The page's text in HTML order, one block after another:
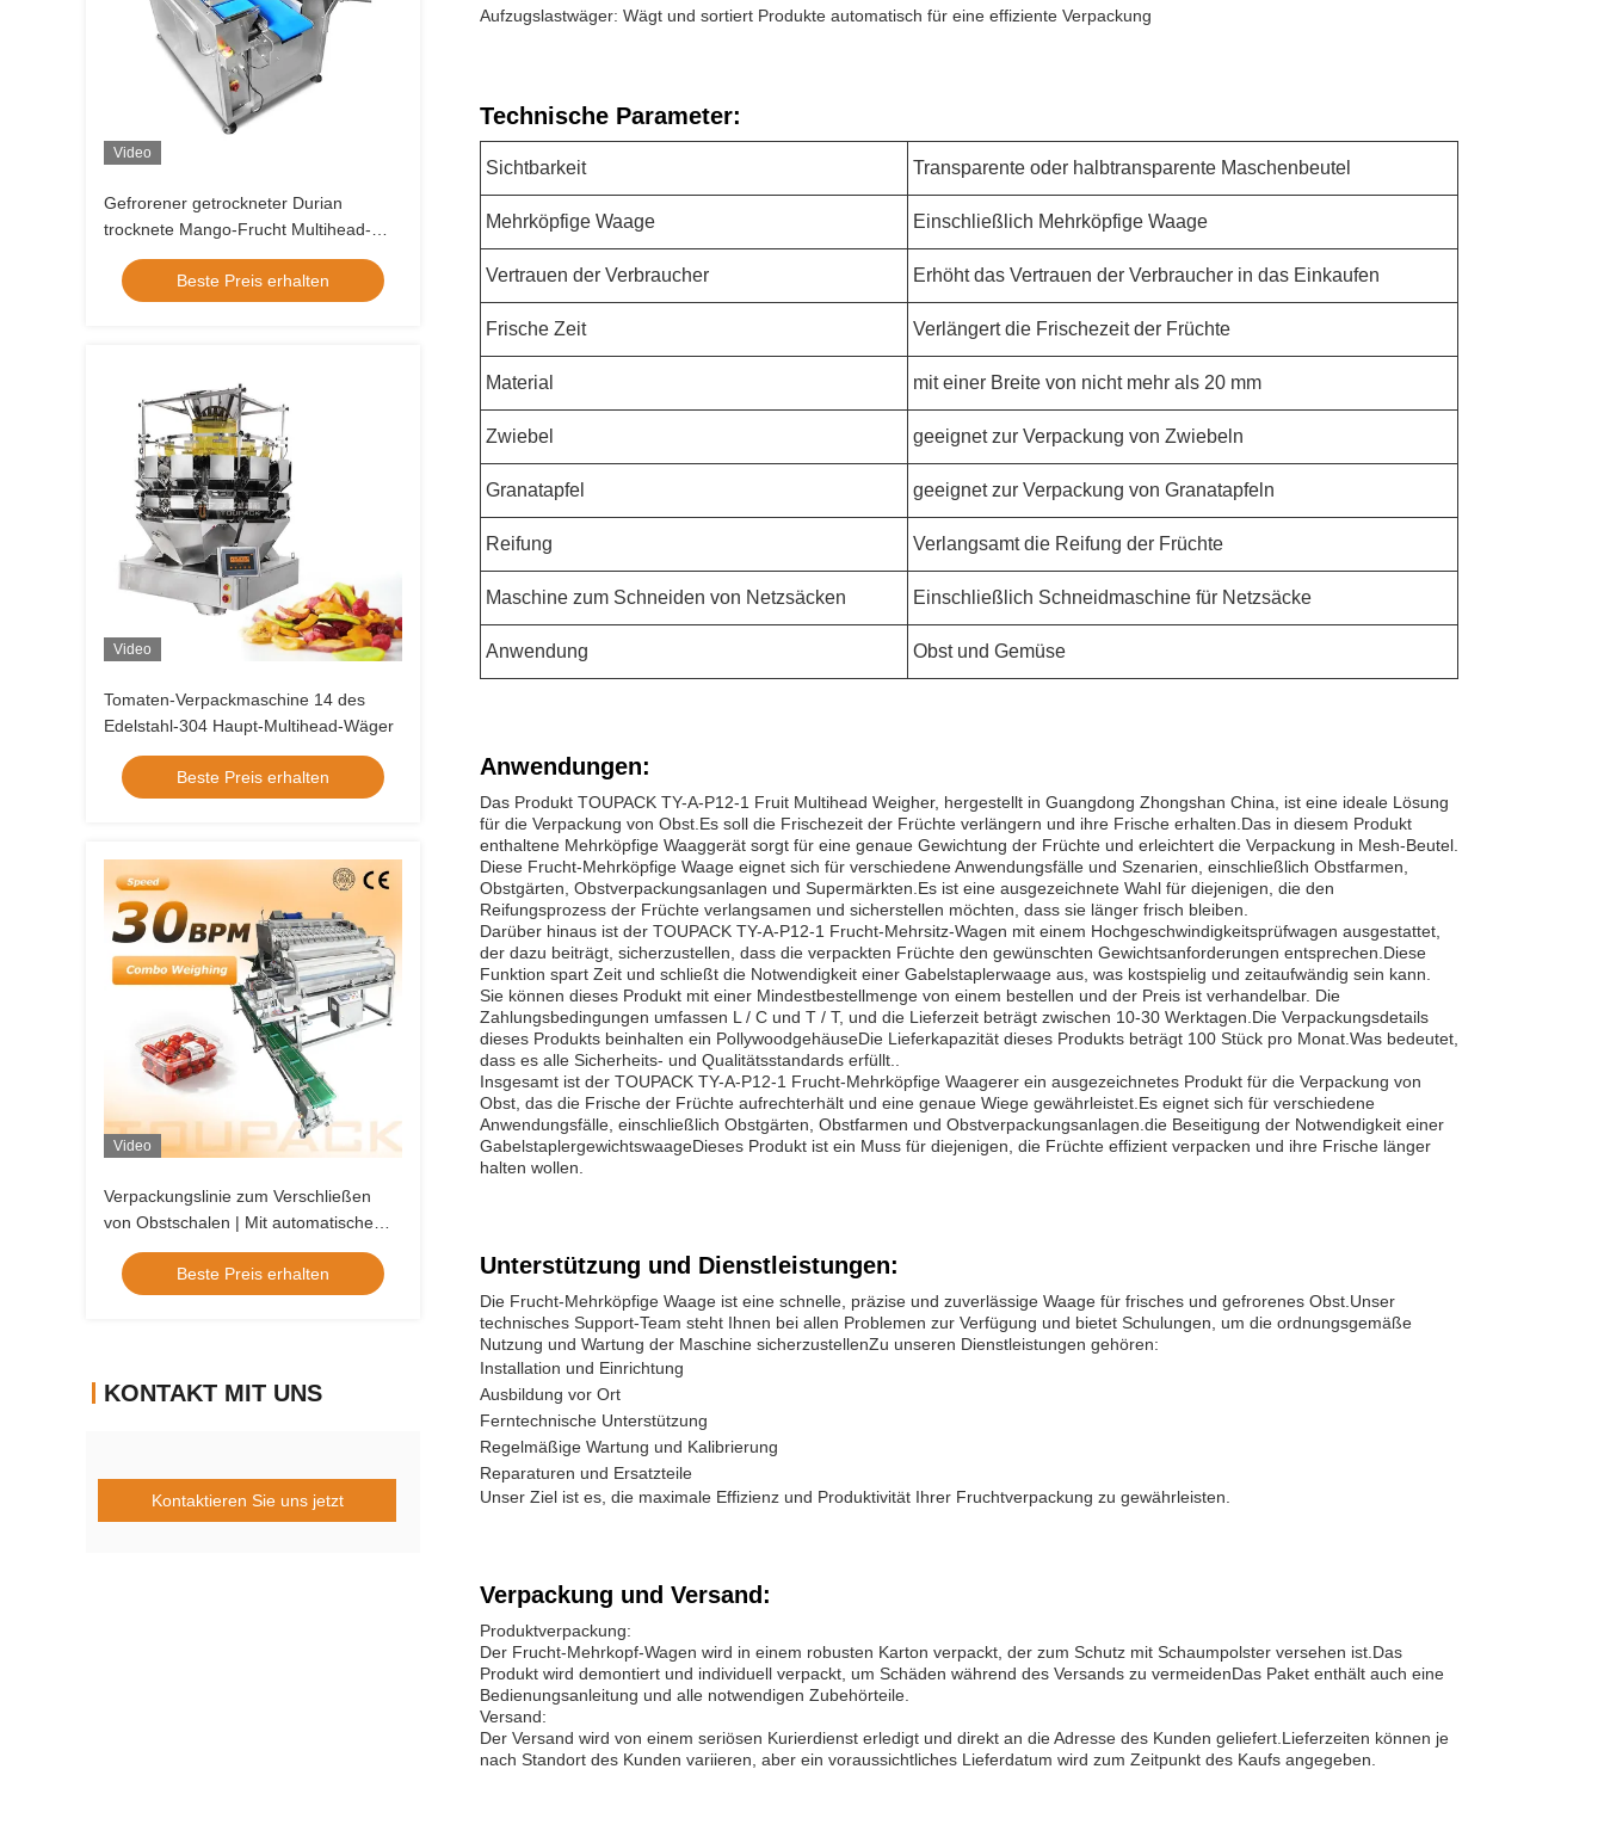
Video
Gefrorener getrockneter Durian
trocknete Mango-Frucht Multihead-
Wäger-Kombinations-Ausrüstungs-
manuelle Gurt-ArtBeste Preis erhalten
Video
Tomaten-Verpackmaschine 14 des
Edelstahl-304 Haupt-Multihead-Wäger
Beste Preis erhalten
Video
Verpackungslinie zum Verschließen
von Obstschalen | Mit automatischem
Tablett-Entstapler und Obst-
LinearwaageBeste Preis erhalten
KONTAKT MIT UNS
Kontaktieren Sie uns jetzt
Aufzugslastwäger: Wägt und sortiert Produkte automatisch für eine effiziente Verpackung
Technische Parameter:
Sichtbarkeit Transparente oder halbtransparente Maschenbeutel
Mehrköpfige Waage Einschließlich Mehrköpfige Waage
Vertrauen der Verbraucher Erhöht das Vertrauen der Verbraucher in das Einkaufen
Frische Zeit Verlängert die Frischezeit der Früchte
Material mit einer Breite von nicht mehr als 20 mm
Zwiebel geeignet zur Verpackung von Zwiebeln
Granatapfel geeignet zur Verpackung von Granatapfeln
Reifung Verlangsamt die Reifung der Früchte
Maschine zum Schneiden von Netzsäcken Einschließlich Schneidmaschine für Netzsäcke
Anwendung Obst und Gemüse
Anwendungen:
Das Produkt TOUPACK TY-A-P12-1 Fruit Multihead Weigher, hergestellt in Guangdong Zhongshan China, ist eine ideale Lösung
für die Verpackung von Obst.Es soll die Frischezeit der Früchte verlängern und ihre Frische erhalten.Das in diesem Produkt
enthaltene Mehrköpfige Waaggerät sorgt für eine genaue Gewichtung der Früchte und erleichtert die Verpackung in Mesh-Beutel.
Diese Frucht-Mehrköpfige Waage eignet sich für verschiedene Anwendungsfälle und Szenarien, einschließlich Obstfarmen,
Obstgärten, Obstverpackungsanlagen und Supermärkten.Es ist eine ausgezeichnete Wahl für diejenigen, die den
Reifungsprozess der Früchte verlangsamen und sicherstellen möchten, dass sie länger frisch bleiben.
Darüber hinaus ist der TOUPACK TY-A-P12-1 Frucht-Mehrsitz-Wagen mit einem Hochgeschwindigkeitsprüfwagen ausgestattet,
der dazu beiträgt, sicherzustellen, dass die verpackten Früchte den gewünschten Gewichtsanforderungen entsprechen.Diese
Funktion spart Zeit und schließt die Notwendigkeit einer Gabelstaplerwaage aus, was kostspielig und zeitaufwändig sein kann.
Sie können dieses Produkt mit einer Mindestbestellmenge von einem bestellen und der Preis ist verhandelbar. Die
Zahlungsbedingungen umfassen L / C und T / T, und die Lieferzeit beträgt zwischen 10-30 Werktagen.Die Verpackungsdetails
dieses Produkts beinhalten ein PollywoodgehäuseDie Lieferkapazität dieses Produkts beträgt 100 Stück pro Monat.Was bedeutet,
dass es alle Sicherheits- und Qualitätsstandards erfüllt..
Insgesamt ist der TOUPACK TY-A-P12-1 Frucht-Mehrköpfige Waagerer ein ausgezeichnetes Produkt für die Verpackung von
Obst, das die Frische der Früchte aufrechterhält und eine genaue Wiege gewährleistet.Es eignet sich für verschiedene
Anwendungsfälle, einschließlich Obstgärten, Obstfarmen und Obstverpackungsanlagen.die Beseitigung der Notwendigkeit einer
GabelstaplergewichtswaageDieses Produkt ist ein Muss für diejenigen, die Früchte effizient verpacken und ihre Frische länger
halten wollen.
Unterstützung und Dienstleistungen:
Die Frucht-Mehrköpfige Waage ist eine schnelle, präzise und zuverlässige Waage für frisches und gefrorenes Obst.Unser
technisches Support-Team steht Ihnen bei allen Problemen zur Verfügung und bietet Schulungen, um die ordnungsgemäße
Nutzung und Wartung der Maschine sicherzustellenZu unseren Dienstleistungen gehören:
Installation und Einrichtung
Ausbildung vor Ort
Ferntechnische Unterstützung
Regelmäßige Wartung und Kalibrierung
Reparaturen und Ersatzteile
Unser Ziel ist es, die maximale Effizienz und Produktivität Ihrer Fruchtverpackung zu gewährleisten.
Verpackung und Versand:
Produktverpackung:
Der Frucht-Mehrkopf-Wagen wird in einem robusten Karton verpackt, der zum Schutz mit Schaumpolster versehen ist.Das
Produkt wird demontiert und individuell verpackt, um Schäden während des Versands zu vermeidenDas Paket enthält auch eine
Bedienungsanleitung und alle notwendigen Zubehörteile.
Versand:
Der Versand wird von einem seriösen Kurierdienst erledigt und direkt an die Adresse des Kunden geliefert.Lieferzeiten können je
nach Standort des Kunden variieren, aber ein voraussichtliches Lieferdatum wird zum Zeitpunkt des Kaufs angegeben.